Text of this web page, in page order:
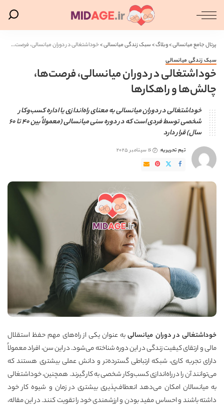
پرتال جامع میانسالی>وبلاگ>سبک زندگی میانسالی>خوداشتغالی در دوران میانسالی، فرصت‌ها، چالش‌ها و راهکارها
سبک زندگی میانسالی
خوداشتغالی در دوران میانسالی، فرصت‌ها،
چالش‌ها و راهکارها
خوداشتغالی در دوران میانسالی به معنای راه‌اندازی یا اداره کسب‌وکار
شخصی توسط فردی است که در دوره سنی میانسالی (معمولاً بین ۴۰ تا ۶۰
سال) قرار دارد
ارسال
شده
تیم تحریریه 16 سپتامبر 2025
خوداشتغالی در دوران میانسالیبه عنوان یکی از راه‌های مهم حفظ استقلال
مالی و ارتقای کیفیت زندگی در این دوره شناخته می‌شود. در این سن، افراد معمولاً
دارای تجربه کاری، شبکه ارتباطی گسترده‌تر و دانش عملی بیشتری هستند که
می‌توانند آن را در راه‌اندازی کسب‌وکار شخصی به کار گیرند. همچنین، خوداشتغالی
به میانسالان امکان می‌دهد انعطاف‌پذیری بیشتری در زمان و شیوه کار خود
داشته باشند و احساس مفید بودن و ارزشمندی خود را تقویت کنند. در این مقاله،